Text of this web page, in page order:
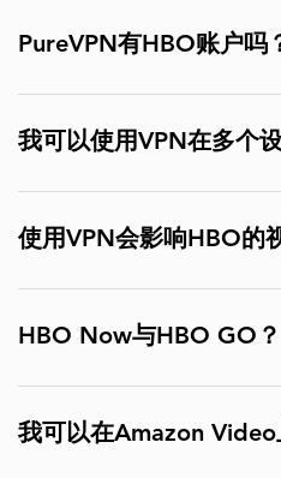
PureVPN有HBO账户吗
我可以使用VPN在多个
使用VPN会影响HBO的
HBO Now与HBO GO？
我可以在Amazon Video